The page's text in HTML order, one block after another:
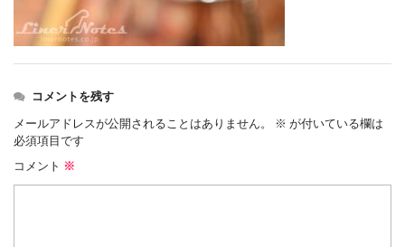
コメントを残す
メールアドレスが公開されることはありません。 ※ が付いている欄は
必須項目です
コメント ※